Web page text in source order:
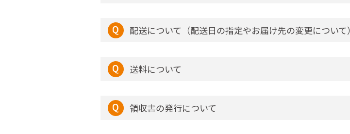
配送について（配送日の指定やお届け先の変更について）
送料について
領収書の発行について